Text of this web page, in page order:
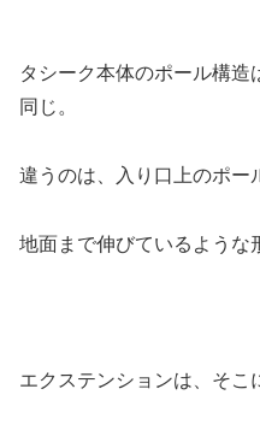
タシーク本体のポール構
同じ。
違うのは、入り口上のポー
地面まで伸びているような
エクステンションは、そこ